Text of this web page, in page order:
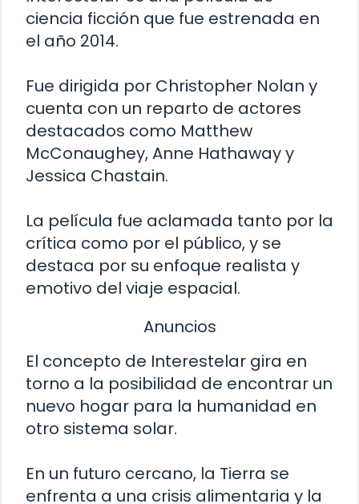
ciencia ficción que fue estrenada en
el año 2014.
Fue dirigida por Christopher Nolan y
cuenta con un reparto de actores
destacados como Matthew
McConaughey, Anne Hathaway y
Jessica Chastain.
La película fue aclamada tanto por la
crítica como por el público, y se
destaca por su enfoque realista y
emotivo del viaje espacial.
Anuncios
El concepto de Interestelar gira en
torno a la posibilidad de encontrar un
nuevo hogar para la humanidad en
otro sistema solar.
En un futuro cercano, la Tierra se
enfrenta a una crisis alimentaria y la